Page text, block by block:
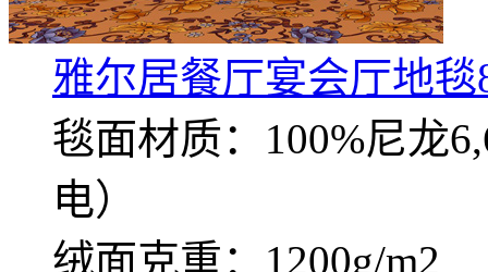
雅尔居餐厅宴会厅地毯
毯面材质：100%尼龙
电）
绒面克重：1200g/m2